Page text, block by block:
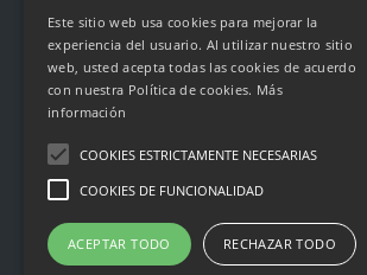
Asociación de Profesionales
Asociado 247
Nossa Gestión - Inmobiliaria de
Pueblos de Alrededor - © 2020-2024 -
Este sitio web usa cookies para mejorar la
experiencia del usuario. Al utilizar nuestro sitio
web, usted acepta todas las cookies de acuerdo
con nuestra Política de cookies. Más
información
COOKIES ESTRICTAMENTE NECESARIAS
COOKIES DE FUNCIONALIDAD
ACEPTAR TODO RECHAZAR TODO